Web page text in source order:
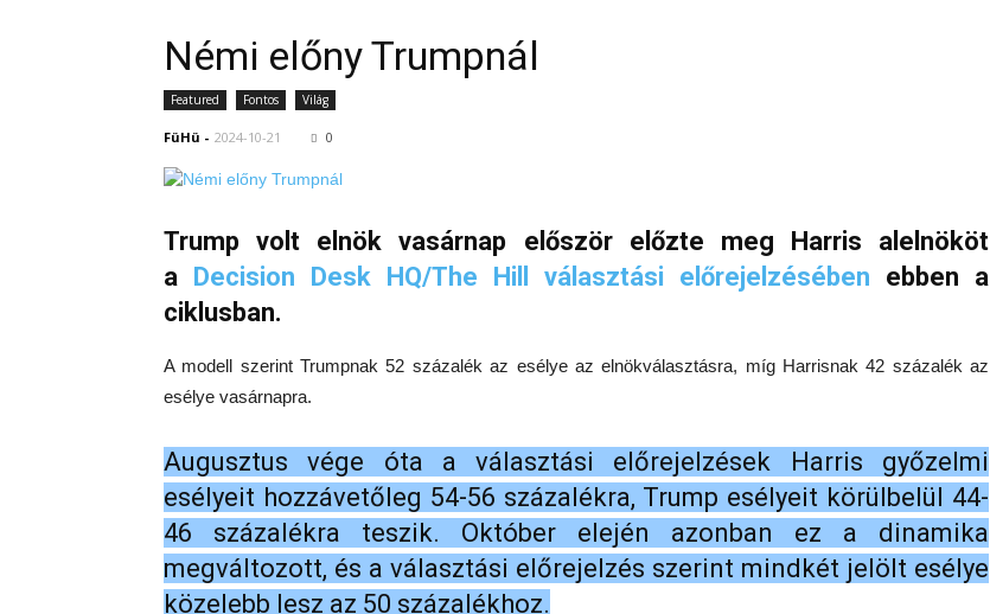
Némi előny Trumpnál
Featured Fontos Világ
FüHü - 2024-10-21 0
Trump volt elnök vasárnap először előzte meg Harris alelnököt
a Decision Desk HQ/The Hill választási előrejelzésében ebben a
ciklusban.
A modell szerint Trumpnak 52 százalék az esélye az elnökválasztásra, míg Harrisnak 42 százalék az
esélye vasárnapra.
Augusztus vége óta a választási előrejelzések Harris győzelmi
esélyeit hozzávetőleg 54-56 százalékra, Trump esélyeit körülbelül 44-
46 százalékra teszik. Október elején azonban ez a dinamika
megváltozott, és a választási előrejelzés szerint mindkét jelölt esélye
közelebb lesz az 50 százalékhoz.